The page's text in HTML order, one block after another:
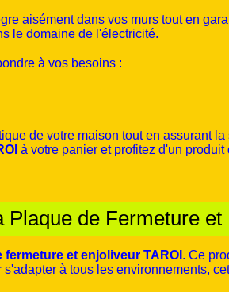
aisément dans vos murs tout en
le domaine de l'électricité.
à vos besoins :
de votre maison tout en assurant
à votre panier et profitez d'un
Plaque de Fermeture et
fermeture et enjoliveur TAROI . Ce
à tous les environnements,